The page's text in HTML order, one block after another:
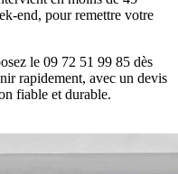
end, pour remettre votre
le 09 72 51 99 85 dès
rapidement, avec un devis
fiable et durable.